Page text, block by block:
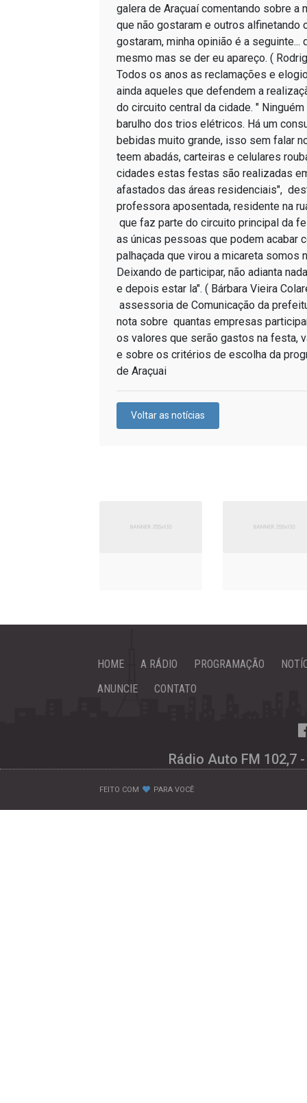
galera de Araçuaí comentando sobre a
que não gostaram e outros alfinetando
gostaram, minha opinião é a seguinte...
mesmo mas se der eu apareço. (
Todos os anos as reclamações e
ainda aqueles que defendem a
do circuito central da cidade. "
barulho dos trios elétricos. Há um
bebidas muito grande, isso sem falar
teem abadás, carteiras e celulares
cidades estas festas são realizadas
afastados das áreas residenciais",
professora aposentada, residente na
que faz parte do circuito principal da
as únicas pessoas que podem acabar
palhaçada que virou a micareta somos
Deixando de participar, não adianta
e depois estar la". ( Bárbara Vieira
assessoria de Comunicação da
nota sobre quantas empresas
os valores que serão gastos na festa,
e sobre os critérios de escolha da
de Araçuai
Voltar as notícias
HOME A RÁDIO PROGRAMAÇÃO
ANUNCIE
CONTATO
Rádio Auto FM 102,7
FEITO COM PARA VOCÊ